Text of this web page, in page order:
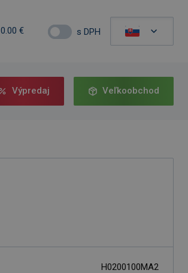
0.00 € s DPH
Výpredaj Veľkoobchod
H0200100MA2